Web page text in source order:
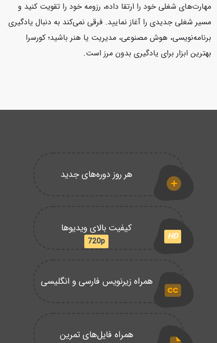
مهارت‌های شغلی خود را ارتقا داده، رزومه خود را تقویت کنید و
مسیر شغلی جدیدی را آغاز نمایید. فرقی نمی‌کند به دنبال یادگیری
برنامه‌نویسی، هوش مصنوعی، مدیریت یا هنر باشید؛ کورسرا
بهترین ابزار برای یادگیری بدون مرز است.
هر روز دوره‌های جدید
HD
کیفیت بالای ویدیوها
720p
همراه زیرنویس فارسی و انگلیسی
همراه فایل‌های تمرین